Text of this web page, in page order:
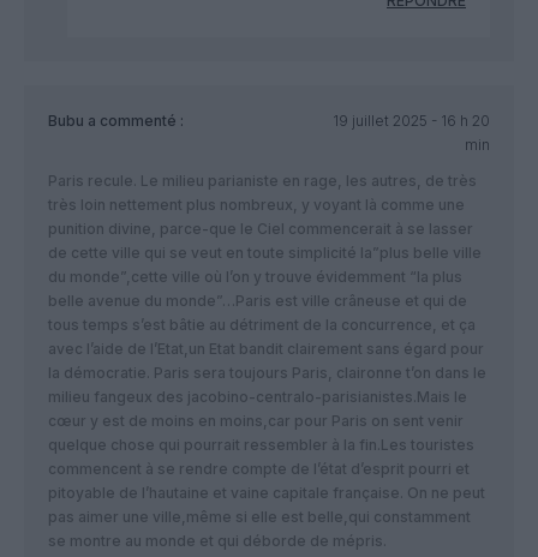
Bubu a commenté :
19 juillet 2025 - 16 h 20
min
Paris recule. Le milieu parianiste en rage, les autres, de très
très loin nettement plus nombreux, y voyant là comme une
punition divine, parce-que le Ciel commencerait à se lasser
de cette ville qui se veut en toute simplicité la”plus belle ville
du monde”,cette ville où l’on y trouve évidemment “la plus
belle avenue du monde”…Paris est ville crâneuse et qui de
tous temps s’est bâtie au détriment de la concurrence, et ça
avec l’aide de l’Etat,un Etat bandit clairement sans égard pour
la démocratie. Paris sera toujours Paris, claironne t’on dans le
milieu fangeux des jacobino-centralo-parisianistes.Mais le
cœur y est de moins en moins,car pour Paris on sent venir
quelque chose qui pourrait ressembler à la fin.Les touristes
commencent à se rendre compte de l’état d’esprit pourri et
pitoyable de l’hautaine et vaine capitale française. On ne peut
pas aimer une ville,même si elle est belle,qui constamment
se montre au monde et qui déborde de mépris.